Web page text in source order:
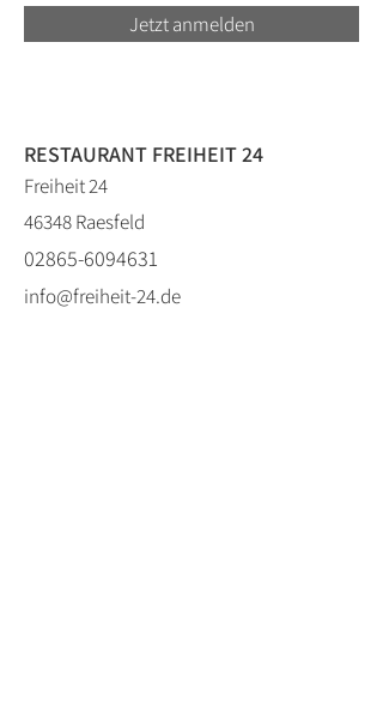
Jetzt anmelden
RESTAURANT FREIHEIT 24
Freiheit 24
46348 Raesfeld
02865-6094631
info@freiheit-24.de